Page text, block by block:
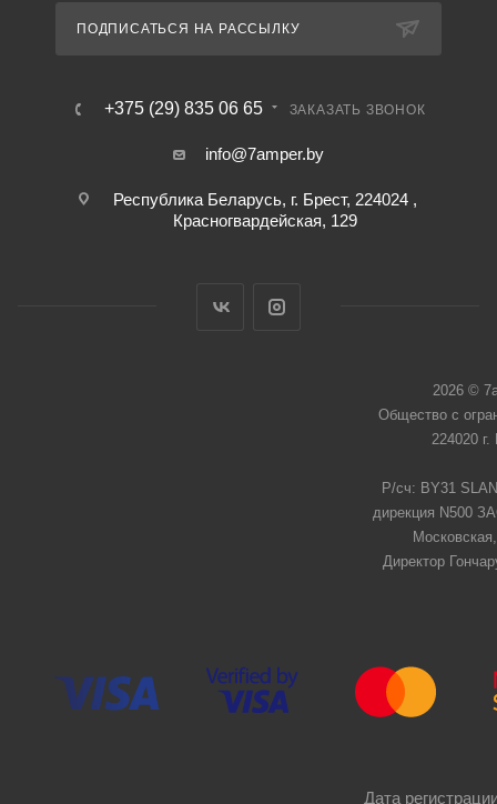
ПОДПИСАТЬСЯ НА РАССЫЛКУ
+375 (29) 835 06 65 ЗАКАЗАТЬ ЗВОНОК
info@7amper.by
Республика Беларусь, г. Брест, 224024 ,
Красногвардейская, 129
2026 ©
Общество с
224020
Р/сч: BY31
дирекция N500
Директор
Дата